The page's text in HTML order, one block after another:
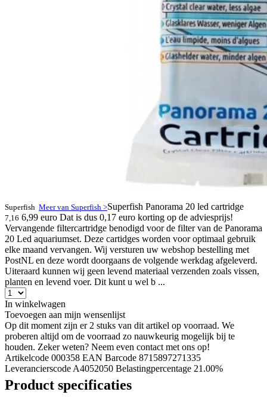
Superfish Meer van Superfish >Superfish Panorama 20 led cartridge
7,16 6,99 euro Dat is dus 0,17 euro korting op de adviesprijs!
Vervangende filtercartridge benodigd voor de filter van de Panorama
20 Led aquariumset. Deze cartidges worden voor optimaal gebruik
elke maand vervangen. Wij versturen uw webshop bestelling met
PostNL en deze wordt doorgaans de volgende werkdag afgeleverd.
Uiteraard kunnen wij geen levend materiaal verzenden zoals vissen,
planten en levend voer. Dit kunt u wel b ...
In winkelwagen
Toevoegen aan mijn wensenlijst
Op dit moment zijn er 2 stuks van dit artikel op voorraad. We
proberen altijd om de voorraad zo nauwkeurig mogelijk bij te
houden. Zeker weten? Neem even contact met ons op!
Artikelcode 000358 EAN Barcode 8715897271335
Leverancierscode A4052050 Belastingpercentage 21.00%
Product specificaties